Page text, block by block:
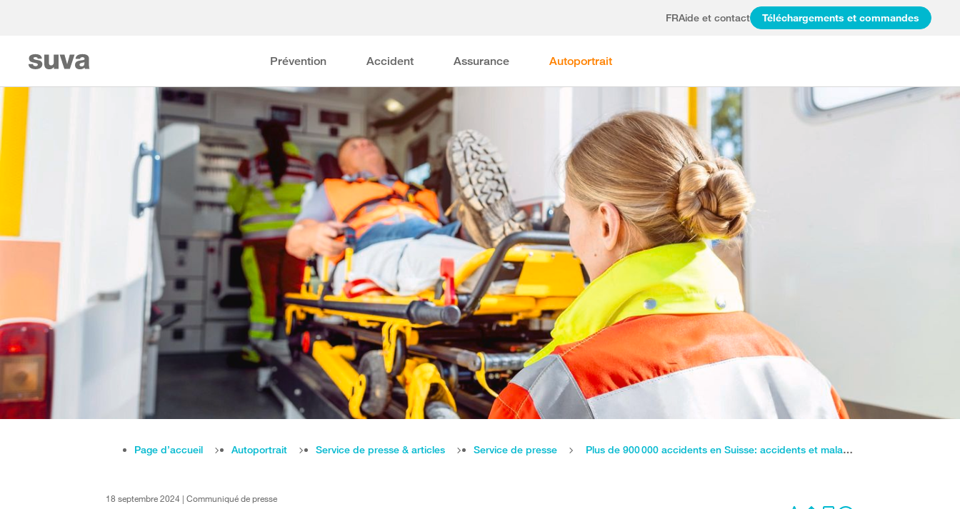
FRAide et contact Téléchargements et commandes
Prévention Accident Assurance Autoportrait
Page d’accueil Autoportrait Service de presse & articles Service de presse Plus de 900 000 accidents en Suisse: accidents et maladies professionnels en baisse
18 septembre 2024 | Communiqué de presse